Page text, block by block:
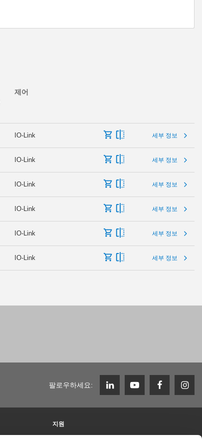
제어
IO-Link 세부 정보
IO-Link 세부 정보
IO-Link 세부 정보
IO-Link 세부 정보
IO-Link 세부 정보
IO-Link 세부 정보
팔로우하세요:
지원
Zimmer Group에서의 근무